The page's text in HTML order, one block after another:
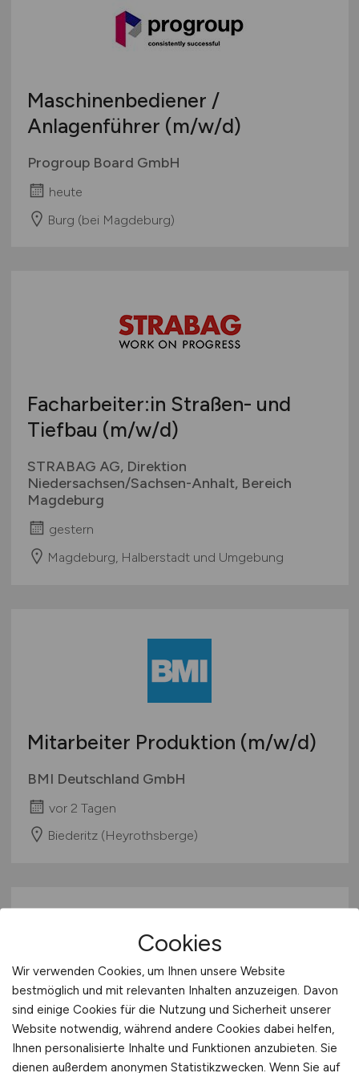
Maschinenbediener /
Anlagenführer (m/w/d)
Progroup Board GmbH
heute
Burg (bei Magdeburg)
Facharbeiter:in Straßen- und
Tiefbau (m/w/d)
STRABAG AG, Direktion
Niedersachsen/Sachsen-Anhalt, Bereich
Magdeburg
gestern
Magdeburg, Halberstadt und Umgebung
Mitarbeiter Produktion (m/w/d)
BMI Deutschland GmbH
vor 2 Tagen
Biederitz (Heyrothsberge)
Kaufmännischer Leiter(m/w/d)
Goldschmidt Holding GmbH
Cookies
Wir verwenden Cookies, um Ihnen unsere Website
bestmöglich und mit relevanten Inhalten anzuzeigen. Davon
sind einige Cookies für die Nutzung und Sicherheit unserer
Website notwendig, während andere Cookies dabei helfen,
Ihnen personalisierte Inhalte und Funktionen anzubieten. Sie
dienen außerdem anonymen Statistikzwecken. Wenn Sie auf